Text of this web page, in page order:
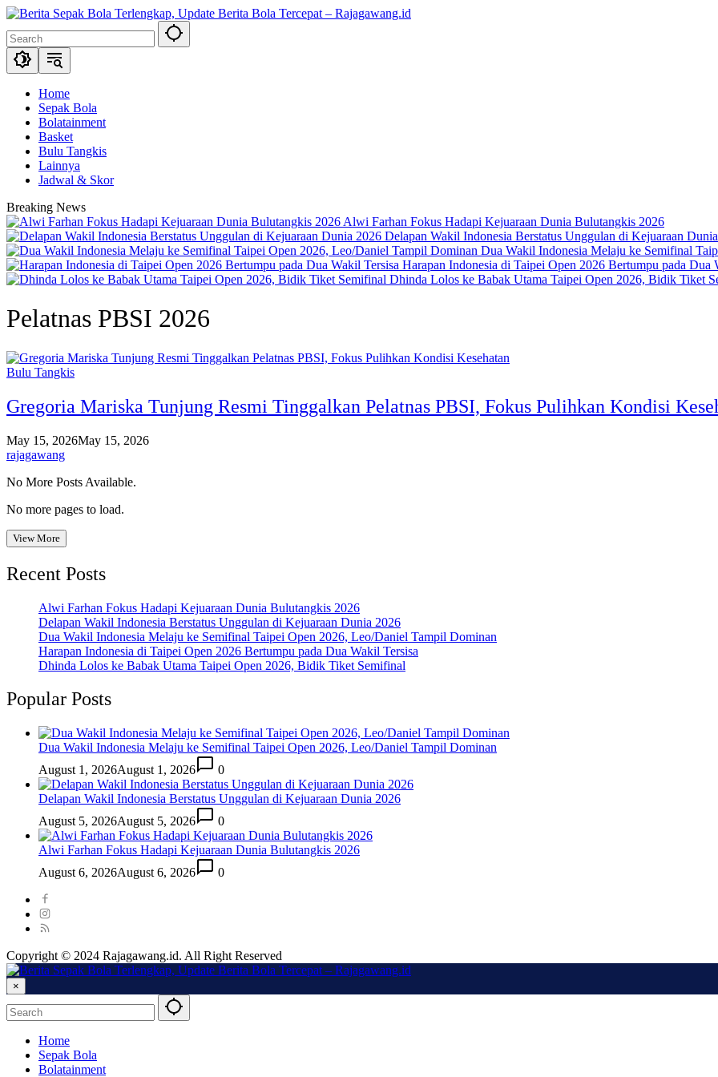
Skip
content
Home
Sepak Bola
Bolatainment
Basket
Bulu Tangkis
Lainnya
Jadwal & Skor
Breaking News
Alwi Farhan Fokus Hadapi Kejuaraan Dunia Bulutangkis 2026
Delapan Wakil Indonesia Berstatus Unggulan di Kejuaraan
Dua Wakil Indonesia Melaju ke Semifinal
Harapan Indonesia di Taipei Open 2026 Bertumpu pada Dua
Dhinda Lolos ke Babak Utama Taipei Open 2026, Bidik Tiket
Pelatnas PBSI 2026
Bulu Tangkis
Gregoria Mariska Tunjung Resmi Tinggalkan Pelatnas PBSI, Fokus Pulihkan Kondisi
May 15, 2026May 15, 2026
rajagawang
No More Posts Available.
No more pages to load.
View More
Recent Posts
Alwi Farhan Fokus Hadapi Kejuaraan Dunia Bulutangkis 2026
Delapan Wakil Indonesia Berstatus Unggulan di Kejuaraan Dunia 2026
Dua Wakil Indonesia Melaju ke Semifinal Taipei Open 2026, Leo/Daniel Tampil Dominan
Harapan Indonesia di Taipei Open 2026 Bertumpu pada Dua Wakil Tersisa
Dhinda Lolos ke Babak Utama Taipei Open 2026, Bidik Tiket Semifinal
Popular Posts
Dua Wakil Indonesia Melaju ke Semifinal Taipei Open 2026, Leo/Daniel Tampil Dominan
August 1, 2026August 1, 2026 0
Delapan Wakil Indonesia Berstatus Unggulan di Kejuaraan Dunia 2026
August 5, 2026August 5, 2026 0
Alwi Farhan Fokus Hadapi Kejuaraan Dunia Bulutangkis 2026
August 6, 2026August 6, 2026 0
Copyright © 2024 Rajagawang.id. All Right Reserved
×
Home
Sepak Bola
Bolatainment